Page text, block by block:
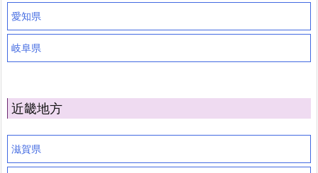
愛知県
岐阜県
近畿地方
滋賀県